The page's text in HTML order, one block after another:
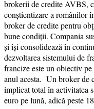
brokerii de credite AVBS,
conștientizare a românilor
broker de credite pentru
bune condiții. Compania
și își consolidează în
dezvoltarea sistemului de
francize este un obiectiv
anul acesta. Un broker de
implicat total în activitatea
euro pe lună, adică peste